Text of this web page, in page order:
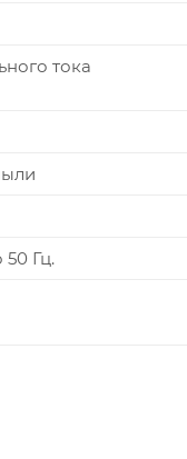
тока
50 Гц.